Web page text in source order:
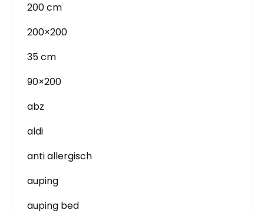
200 cm
200×200
35 cm
90×200
abz
aldi
anti allergisch
auping
auping bed